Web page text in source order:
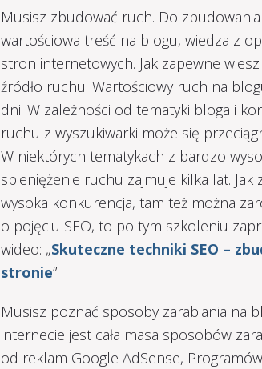
Musisz zbudować ruch. Do
wartościowa treść na blogu, wiedza z
stron internetowych. Jak zapewne
źródło ruchu. Wartościowy ruch na
dni. W zależności od tematyki bloga i
ruchu z wyszukiwarki może się
W niektórych tematykach z bardzo
spieniężenie ruchu zajmuje kilka lat.
wysoka konkurencja, tam też można
o pojęciu SEO, to po tym szkoleniu
wideo: „Skuteczne techniki SEO –
stronie”.
Musisz poznać sposoby zarabiania na
internecie jest cała masa sposobów
od reklam Google AdSense,